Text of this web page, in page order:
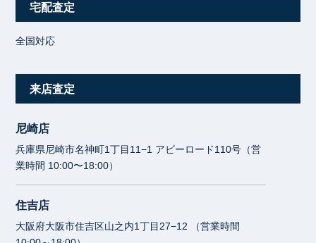
宅配査定
全国対応
来店査定
尼崎店
兵庫県尼崎市名神町1丁目11−1 アビーロード110号（営
業時間 10:00〜18:00）
住吉店
大阪府大阪市住吉区山之内1丁目27−12 （営業時間